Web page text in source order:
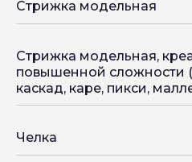
Стрижка модельная
Стрижка модельная,
повышенной сложности
каскад, каре, пикси,
Челка